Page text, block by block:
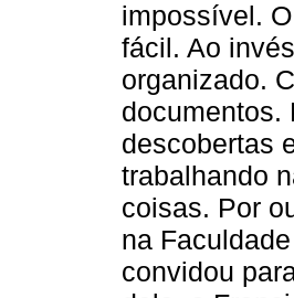
impossível.
fácil. Ao
organizado.
documentos.
descobertas
trabalhando
coisas. Por
na
convidou